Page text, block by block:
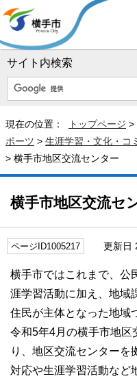
サイト内検索
現在の位置： トップページ >
ポーツ > 生涯学習・文化・コ
> 横手市地区交流センター
横手市地区交流セ
ページID1005217 更新日
横手市ではこれまで、公
涯学習活動に加え、地域
住民が主体となった地域
令和5年4月の横手市地区
り、地区交流センターを
対応や生涯学習活動など